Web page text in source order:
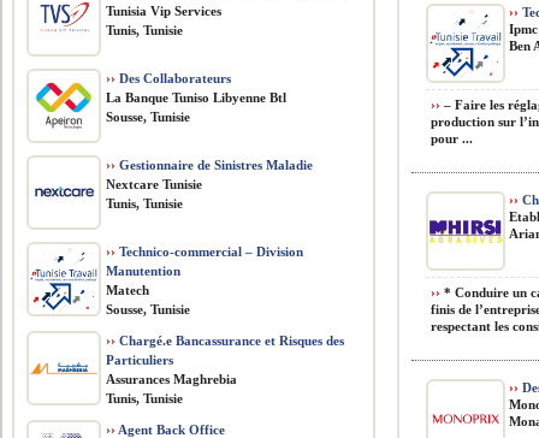
››
Ipmc
Ben
›› – Faire les
production sur
pour ...
››
›› * Conduire un
finis de
respectant les
››
Tunisia Vip Services
Tunis, Tunisie
›› Des Collaborateurs
La Banque Tuniso Libyenne Btl
Sousse, Tunisie
›› Gestionnaire de Sinistres Maladie
Nextcare Tunisie
Tunis, Tunisie
›› Technico-commercial – Division
Manutention
Matech
Sousse, Tunisie
›› Chargé.e Bancassurance et Risques des
Particuliers
Assurances Maghrebia
Tunis, Tunisie
›› Agent Back Office